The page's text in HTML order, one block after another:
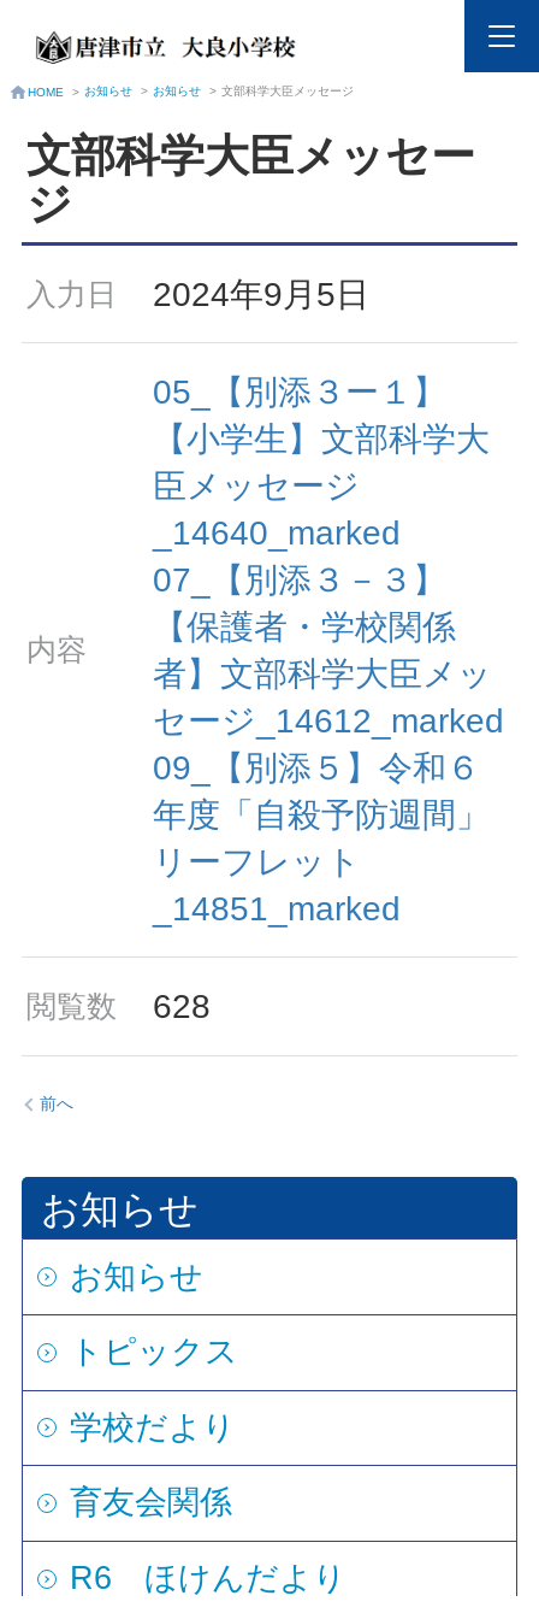
HOME > お知らせ > お知らせ > 文部科学大臣メッセージ
文部科学大臣メッセー
ジ
入力日 2024年9月5日
内容
05_【別添３ー１】
【小学生】文部科学大
臣メッセージ
_14640_marked
07_【別添３－３】
【保護者・学校関係
者】文部科学大臣メッ
セージ_14612_marked
09_【別添５】令和６
年度「自殺予防週間」
リーフレット
_14851_marked
閲覧数 628
前へ
お知らせ
お知らせ
トピックス
学校だより
育友会関係
R6 ほけんだより